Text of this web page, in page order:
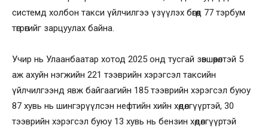
системд холбон такси үйлчилгээ үзүүлэх бөгөөд 77 тэрбум
төгрөгийг зарцуулах байна.
Учир нь Улаанбаатар хотод 2025 онд тусгай зөвшөөрөлтэй 5
аж ахуйн нэгжийн 221 тээврийн хэрэгсэл таксийн
үйлчилгээнд явж байгаагийн 185 тээврийн хэрэгсэл буюу
87 хувь нь шингэрүүлсэн нефтийн хийн хөдөлгүүртэй, 30
тээврийн хэрэгсэл буюу 13 хувь нь бензин хөдөлгүүртэй